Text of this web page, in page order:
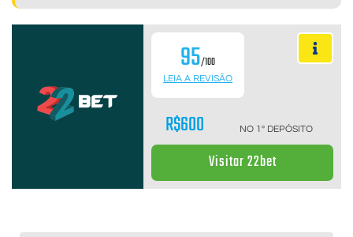
95/100
LEIA A REVISÃO
R$600 NO 1º DEPÓSITO
Visitar 22bet